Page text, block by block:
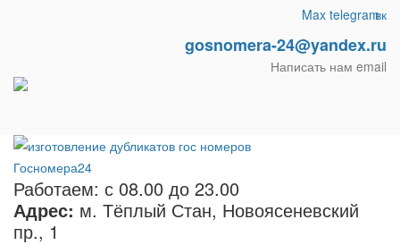
gosnomera-24@yandex.ru
Написать нам email
Работаем: с 08.00 до 23.00
Адрес: м. Тёплый Стан, Новоясеневский
пр., 1